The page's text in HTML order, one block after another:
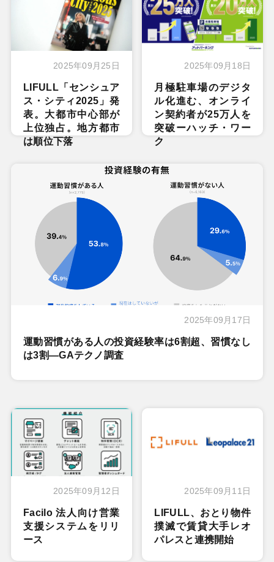
2025年09月25日
LIFULL「センシュア
ス・シティ2025」発
表。大都市中心部が
上位独占。地方都市
は順位下落
2025年09月18日
月極駐車場のデジタ
ル化進む、オンライ
ン契約者が25万人を
突破ーハッチ・ワー
ク
2025年09月17日
運動習慣がある人の投資経験率は6割超、習慣なし
は3割―GAテクノ調査
2025年09月12日
Facilo 法人向け営業
支援システムをリリ
ース
2025年09月11日
LIFULL、おとり物件
撲滅で賃貸大手レオ
パレスと連携開始